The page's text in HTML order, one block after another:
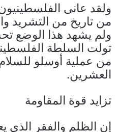
ولقد عانى
من تاريخ من التشريد
ولم يشهد هذا الوضع
تولت السلطة
من عملية أوسلو
العشرين.
تزايد قوة المقاومة
إن الظلم والفقر الذي